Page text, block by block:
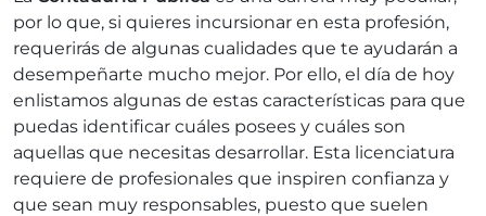
por lo que, si quieres incursionar en esta profesión,
requerirás de algunas cualidades que te ayudarán a
desempeñarte mucho mejor. Por ello, el día de hoy
enlistamos algunas de estas características para que
puedas identificar cuáles posees y cuáles son
aquellas que necesitas desarrollar. Esta licenciatura
requiere de profesionales que inspiren confianza y
que sean muy responsables, puesto que suelen